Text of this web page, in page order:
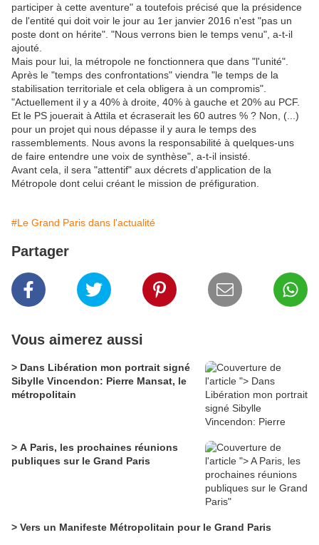
participer à cette aventure" a toutefois précisé que la présidence
de l'entité qui doit voir le jour au 1er janvier 2016 n'est "pas un
poste dont on hérite". "Nous verrons bien le temps venu", a-t-il
ajouté.
Mais pour lui, la métropole ne fonctionnera que dans "l'unité".
Après le "temps des confrontations" viendra "le temps de la
stabilisation territoriale et cela obligera à un compromis".
"Actuellement il y a 40% à droite, 40% à gauche et 20% au PCF.
Et le PS jouerait à Attila et écraserait les 60 autres % ? Non, (...)
pour un projet qui nous dépasse il y aura le temps des
rassemblements. Nous avons la responsabilité à quelques-uns
de faire entendre une voix de synthèse", a-t-il insisté.
Avant cela, il sera "attentif" aux décrets d'application de la
Métropole dont celui créant le mission de préfiguration.
#Le Grand Paris dans l'actualité
Partager
Vous aimerez aussi
> Dans Libération mon portrait signé
Sibylle Vincendon: Pierre Mansat, le
métropolitain
> A Paris, les prochaines réunions
publiques sur le Grand Paris
> Vers un Manifeste Métropolitain pour le Grand Paris